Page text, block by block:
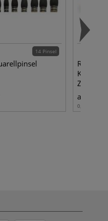
14 Pinsel
ab
0,012 l | 1 l: